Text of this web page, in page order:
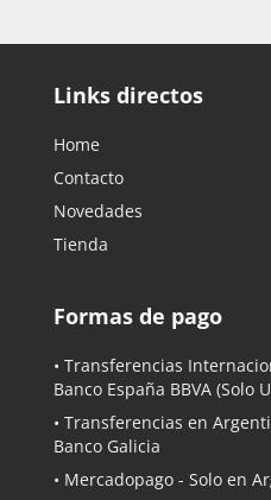
Links directos
Home
Contacto
Novedades
Tienda
Formas de pago
• Transferencias
Banco España BBVA (Solo
• Transferencias en
Banco Galicia
• Mercadopago - Solo en